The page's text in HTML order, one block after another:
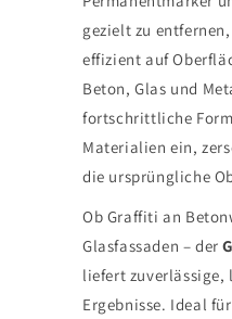
gezielt zu
effizient auf
Beton, Glas und
fortschrittliche
Materialien ein,
die ursprüngliche
Ob Graffiti an
Glasfassaden – der
liefert
Ergebnisse. Ideal